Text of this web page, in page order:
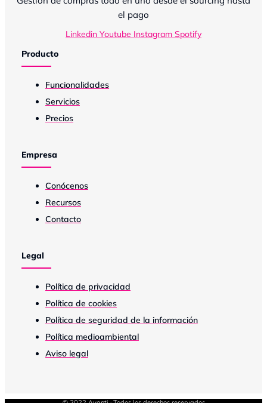
el pago
Linkedin Youtube Instagram Spotify
Producto
Funcionalidades
Servicios
Precios
Empresa
Conócenos
Recursos
Contacto
Legal
Política de privacidad
Política de cookies
Política de seguridad de la información
Política medioambiental
Aviso legal